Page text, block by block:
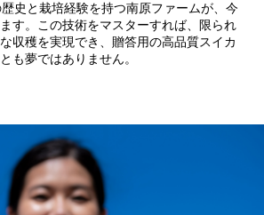
史と栽培経験を持つ南原ファームが、今
す。この技術をマスターすれば、限られ
収穫を実現でき、贈答用の高品質スイカ
も夢ではありません。